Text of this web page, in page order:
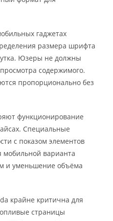
гаджетах
размера шрифта
Юзеры не должны
содержимого.
пропорционально без
функционирование
Специальные
с показом элементов
варианта
и уменьшение объёма
крайне критична для
страницы